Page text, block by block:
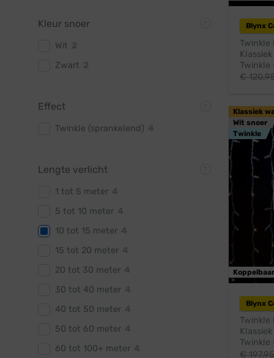
Kleur snoer
Wit
Zwart
Effect
Twinkle (sprankelend)
Lengte verlicht
1 tot 5 meter
5 tot 10 meter
10 tot 15 meter
15 tot 20 meter
20 tot 30 meter
30 tot 40 meter
40 tot 50 meter
50 tot 60 meter
60 tot 100+ meter
Blynx
Twinkle
Twinkle
€
Klassiek
Wit snoer
Twinkle
Koppelbaar
Blynx
Twinkle
Twinkle
€197,95